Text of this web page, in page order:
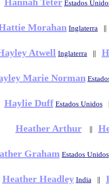
Estados
Morahan Inglaterra ||
Atwell Inglaterra ||
Marie Norman
Haylie Duff Estados Unidos
Heather Arthur ||
Graham Estados Unidos
Heather Headley India ||